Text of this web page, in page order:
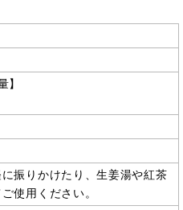
】
振りかけたり、生姜湯や紅茶
使用ください。